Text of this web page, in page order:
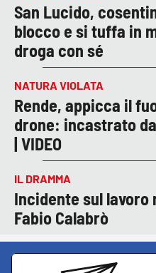
San Lucido,
blocco e si tuffa in
droga con sé
NATURA VIOLATA
Rende, appicca il
drone: incastrato
| VIDEO
IL DRAMMA
Incidente sul lavoro
Fabio Calabrò